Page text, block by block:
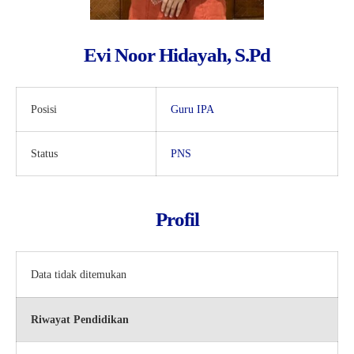
Kartu Tes PMBM
Evi Noor Hidayah, S.Pd
Posisi Guru IPA
Status PNS
Profil
Data tidak ditemukan
Riwayat Pendidikan